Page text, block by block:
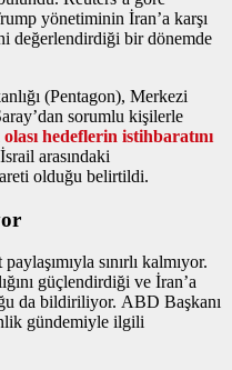
yönetiminin İran’a karşı
değerlendirdiği bir dönemde
(Pentagon), Merkezi
sorumlu kişilerle
hedeflerin istihbaratını
arasındaki
olduğu belirtildi.
sınırlı kalmıyor.
güçlendirdiği ve İran’a
da bildiriliyor. ABD Başkanı
gündemiyle ilgili